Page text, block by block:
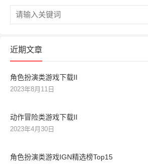
近期文章
角色扮演类游戏下载II
2023年8月11日
动作冒险类游戏下载II
2023年4月30日
角色扮演类游戏IGN精选榜Top15